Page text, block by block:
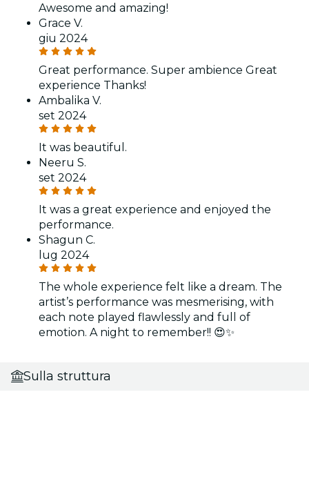
Awesome and amazing!
Grace V.
giu 2024
Great performance. Super ambience Great
experience Thanks!
Ambalika V.
set 2024
It was beautiful.
Neeru S.
set 2024
It was a great experience and enjoyed the
performance.
Shagun C.
lug 2024
The whole experience felt like a dream. The
artist’s performance was mesmerising, with
each note played flawlessly and full of
emotion. A night to remember!! 😍✨
Sulla struttura